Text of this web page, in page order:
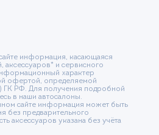
информация, касающаяся
аксессуаров* и сервисного
характер
офертой, определяемой
ГК РФ. Для получения подробной
в наши автосалоны.
сайте информация может быть
без предварительного
аксессуаров указана без учёта